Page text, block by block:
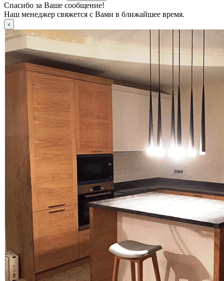
Спасибо за Ваше сообщение!
Наш менеджер свяжется с Вами в ближайшее время.